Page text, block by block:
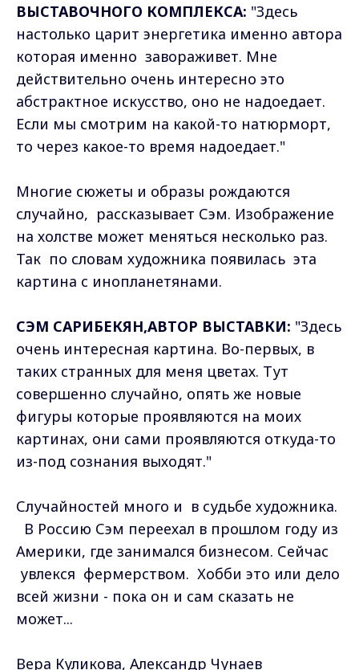
ВЫСТАВОЧНОГО КОМПЛЕКСА: "Здесь
настолько царит энергетика именно автора
которая именно завораживет. Мне
действительно очень интересно это
абстрактное искусство, оно не надоедает.
Если мы смотрим на какой-то натюрморт,
то через какое-то время надоедает."
Многие сюжеты и образы рождаются
случайно, рассказывает Сэм. Изображение
на холстве может меняться несколько раз.
Так по словам художника появилась эта
картина с инопланетянами.
СЭМ САРИБЕКЯН,АВТОР ВЫСТАВКИ: "Здесь
очень интересная картина. Во-первых, в
таких странных для меня цветах. Тут
совершенно случайно, опять же новые
фигуры которые проявляются на моих
картинах, они сами проявляются откуда-то
из-под сознания выходят."
Случайностей много и в судьбе художника.
В Россию Сэм переехал в прошлом году из
Америки, где занимался бизнесом. Сейчас
увлекся фермерством. Хобби это или дело
всей жизни - пока он и сам сказать не
может...
Вера Куликова, Александр Чунаев